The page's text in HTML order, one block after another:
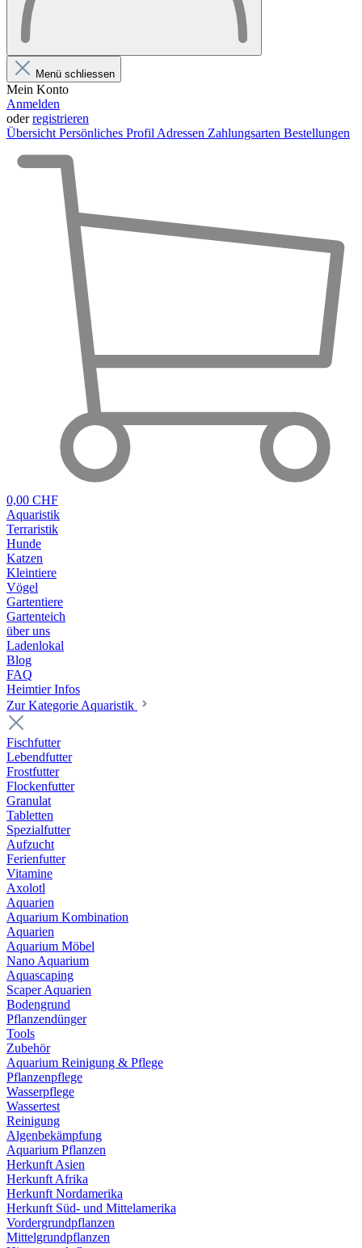
Menü schliessen
Mein Konto
Anmelden
oderregistrieren
Übersicht Persönliches Profil Adressen Zahlungsarten Bestellungen
0,00 CHF
Aquaristik
Terraristik
Hunde
Katzen
Kleintiere
Vögel
Gartentiere
Gartenteich
über uns
Ladenlokal
Blog
FAQ
Heimtier Infos
Zur Kategorie Aquaristik
Fischfutter
Lebendfutter
Frostfutter
Flockenfutter
Granulat
Tabletten
Spezialfutter
Aufzucht
Ferienfutter
Vitamine
Axolotl
Aquarien
Aquarium Kombination
Aquarien
Aquarium Möbel
Nano Aquarium
Aquascaping
Scaper Aquarien
Bodengrund
Pflanzendünger
Tools
Zubehör
Aquarium Reinigung & Pflege
Pflanzenpflege
Wasserpflege
Wassertest
Reinigung
Algenbekämpfung
Aquarium Pflanzen
Herkunft Asien
Herkunft Afrika
Herkunft Nordamerika
Herkunft Süd- und Mittelamerika
Vordergrundpflanzen
Mittelgrundpflanzen